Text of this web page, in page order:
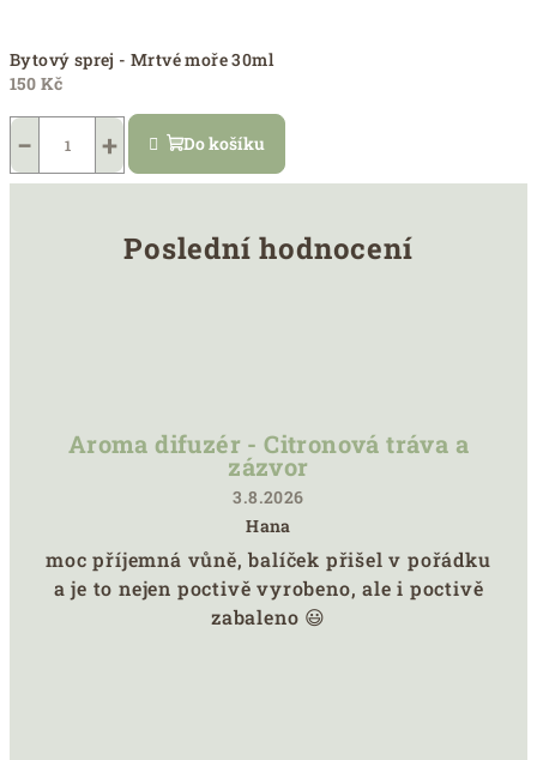
Bytový sprej - Mrtvé moře 30ml
150 Kč
+
− Do košíku
Poslední hodnocení
Aroma difuzér - Citronová tráva a
zázvor
Hodnocení
produktu
je
5
z
Hana
3.8.2026
moc příjemná vůně, balíček přišel v pořádku
a je to nejen poctivě vyrobeno, ale i poctivě
zabaleno 😃